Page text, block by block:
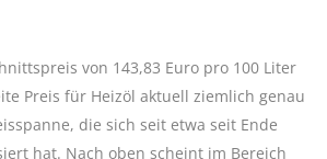
von 143,83 Euro pro 100 Liter
Preis für Heizöl aktuell ziemlich genau
die sich seit etwa seit Ende
hat. Nach oben scheint im Bereich